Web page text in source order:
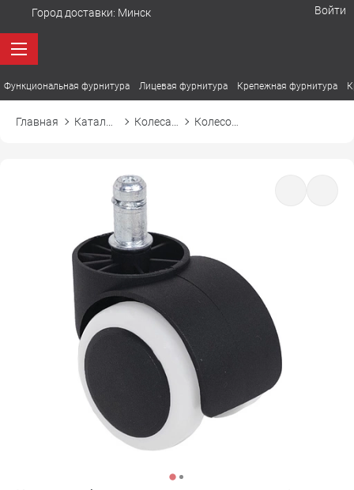
Город доставки: Минск Войти
Функциональная фурнитура Лицевая фурнитура Крепежная фурнитура
Главная